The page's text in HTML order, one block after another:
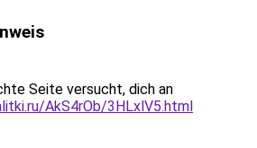
Seite versucht, dich an
AkS4rOb/3HLxlV5.html